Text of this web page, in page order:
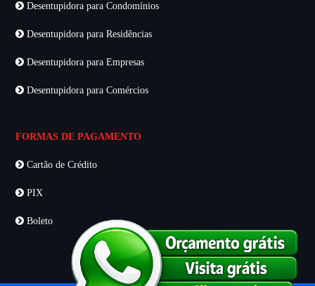
Desentupidora para Condomínios
Desentupidora para Residências
Desentupidora para Empresas
Desentupidora para Comércios
FORMAS DE PAGAMENTO
Cartão de Crédito
PIX
Boleto